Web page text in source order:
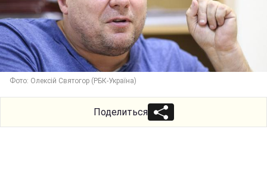
Фото: Олексій Святогор (РБК-Україна)
Поделиться